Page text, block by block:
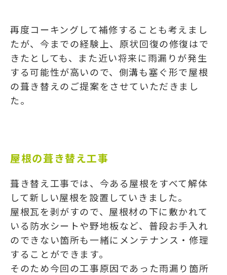
再度コーキングして補修することも考えまし
たが、今までの経験上、原状回復の修復はで
きたとしても、また近い将来に雨漏りが発生
する可能性が高いので、側溝も塞ぐ形で屋根
の葺き替えのご提案をさせていただきまし
た。
屋根の葺き替え工事
葺き替え工事では、今ある屋根をすべて解体
して新しい屋根を設置していきました。
屋根瓦を剥がすので、屋根材の下に敷かれて
いる防水シートや野地板など、普段お手入れ
のできない箇所も一緒にメンテナンス・修理
することができます。
そのため今回の工事原因であった雨漏り箇所